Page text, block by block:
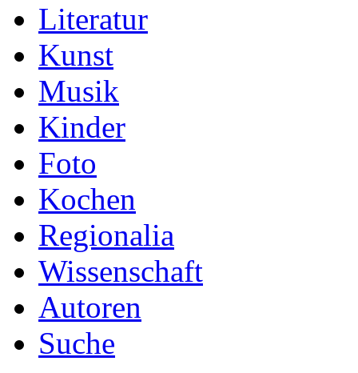
Literatur
Kunst
Musik
Kinder
Foto
Kochen
Regionalia
Wissenschaft
Autoren
Suche